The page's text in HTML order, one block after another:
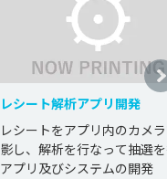
レシート解析アプリ開発
レシートをアプリ内のカメ
影し、解析を行なって抽選
アプリ及びシステムの開発